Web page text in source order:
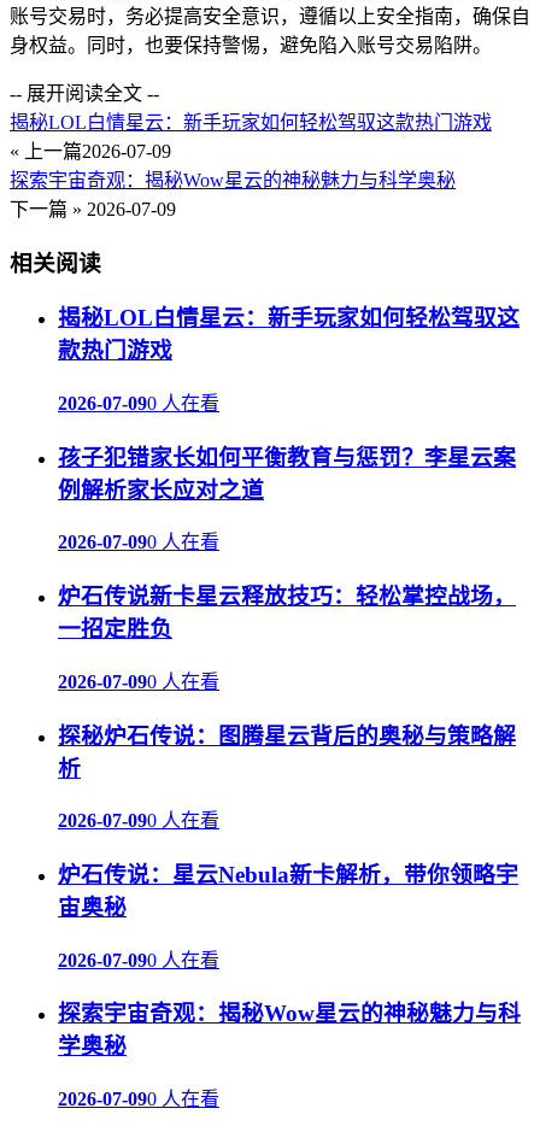
账号交易时，务必提高安全意识，遵循以上安全指南，确保自
身权益。同时，也要保持警惕，避免陷入账号交易陷阱。
-- 展开阅读全文 --
揭秘LOL白情星云：新手玩家如何轻松驾驭这款热门游戏
« 上一篇2026-07-09
探索宇宙奇观：揭秘Wow星云的神秘魅力与科学奥秘
下一篇 » 2026-07-09
相关阅读
揭秘LOL白情星云：新手玩家如何轻松驾驭这
款热门游戏
2026-07-090 人在看
孩子犯错家长如何平衡教育与惩罚？李星云案
例解析家长应对之道
2026-07-090 人在看
炉石传说新卡星云释放技巧：轻松掌控战场，
一招定胜负
2026-07-090 人在看
探秘炉石传说：图腾星云背后的奥秘与策略解
析
2026-07-090 人在看
炉石传说：星云Nebula新卡解析，带你领略宇
宙奥秘
2026-07-090 人在看
探索宇宙奇观：揭秘Wow星云的神秘魅力与科
学奥秘
2026-07-090 人在看